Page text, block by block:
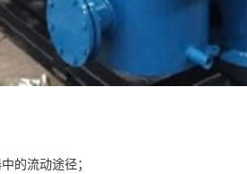
的流动途径；